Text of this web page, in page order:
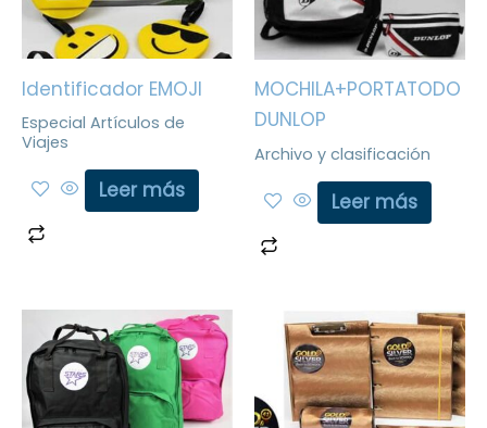
Identificador EMOJI
Especial Artículos de
Viajes
Leer más
MOCHILA+PORTATODO
DUNLOP
Archivo y clasificación
Leer más